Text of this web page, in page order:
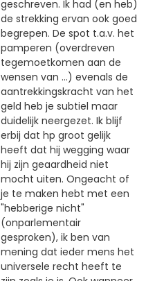
geschreven. Ik had (en heb)
de strekking ervan ook goed
begrepen. De spot t.a.v. het
pamperen (overdreven
tegemoetkomen aan de
wensen van ...) evenals de
aantrekkingskracht van het
geld heb je subtiel maar
duidelijk neergezet. Ik blijf
erbij dat hp groot gelijk
heeft dat hij wegging waar
hij zijn geaardheid niet
mocht uiten. Ongeacht of
je te maken hebt met een
"hebberige nicht"
(onparlementair
gesproken), ik ben van
mening dat ieder mens het
universele recht heeft te